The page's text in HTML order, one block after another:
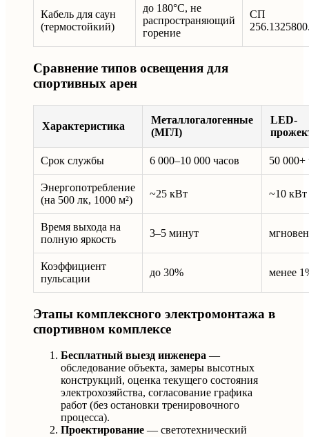
Кабель для саун
(термостойкий)
до 180°C, не
распространяющий
горение
СП
Сравнение типов освещения для
спортивных арен
Характеристика
Металлогалогенные
(МГЛ)
LED-
Срок службы 6 000–10 000 часов 50 000+
Энергопотребление
(на 500 лк, 1000 м²)
~25 кВт ~10 кВт
Время выхода на
полную яркость
3–5 минут
Коэффициент
пульсации
до 30% менее
Этапы комплексного электромонтажа в
спортивном комплексе
Бесплатный выезд инженера —
обследование объекта, замеры высотных
конструкций, оценка текущего состояния
электрохозяйства, согласование графика
работ (без остановки тренировочного
процесса).
Проектирование — светотехнический